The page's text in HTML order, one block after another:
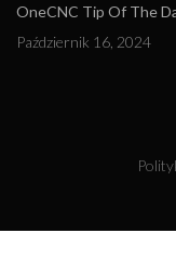
OneCNC Tip Of The
Październik 16, 2024